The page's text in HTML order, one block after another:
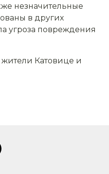
незначительные
в других
угроза повреждения
Катовице и